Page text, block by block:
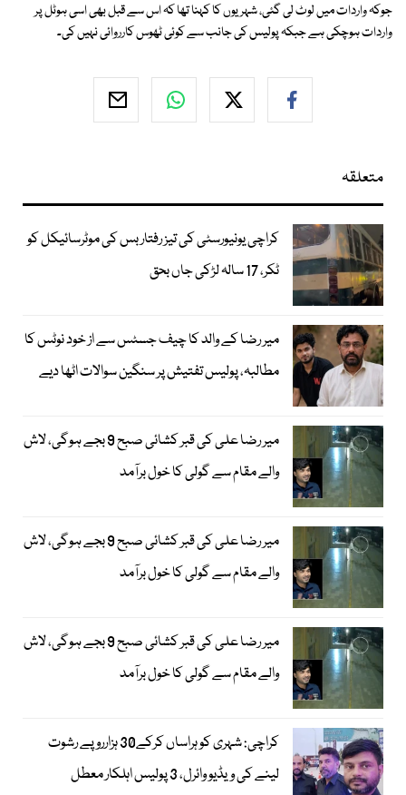
جوکہ واردات میں لوٹ لی گئی، شہریوں کا کہنا تھا کہ اس سے قبل بھی اسی ہوٹل پر
واردات ہوچکی ہے جبکہ پولیس کی جانب سے کوئی ٹھوس کارروائی نہیں کی۔
متعلقہ
کراچی یونیورسٹی کی تیز رفتار بس کی موٹرسائیکل کو
ٹکر، 17 سالہ لڑکی جاں بحق
میر رضا کے والد کا چیف جسٹس سے از خود نوٹس کا
مطالبہ، پولیس تفتیش پر سنگین سوالات اٹھا دیے
میر رضا علی کی قبر کشائی صبح 9 بجے ہوگی، لاش
والے مقام سے گولی کا خول برآمد
میر رضا علی کی قبر کشائی صبح 9 بجے ہوگی، لاش
والے مقام سے گولی کا خول برآمد
میر رضا علی کی قبر کشائی صبح 9 بجے ہوگی، لاش
والے مقام سے گولی کا خول برآمد
کراچی: شہری کو ہراساں کرکے30 ہزارروپے رشوت
لینے کی ویڈیو وائرل، 3 پولیس اہلکار معطل